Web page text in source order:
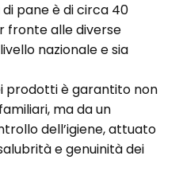
pane è di circa 40
fronte alle diverse
nazionale e sia
prodotti è garantito non
ma da un
dell’igiene, attuato
e genuinità dei